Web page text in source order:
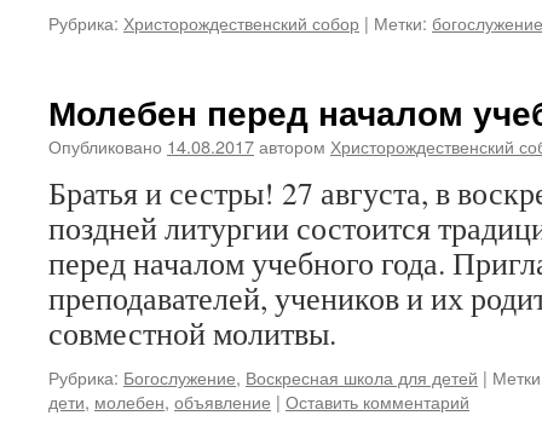
Рубрика: Христорождественский собор | Метки: богослужение
Молебен перед началом
Опубликовано 14.08.2017автором Христорождественский
Братья и сестры! 27 августа, в
поздней литургии состоится
перед началом учебного года.
преподавателей, учеников и их
совместной молитвы.
Рубрика: Богослужение, Воскресная школа для детей |
дети, молебен, объявление | Оставить комментарий